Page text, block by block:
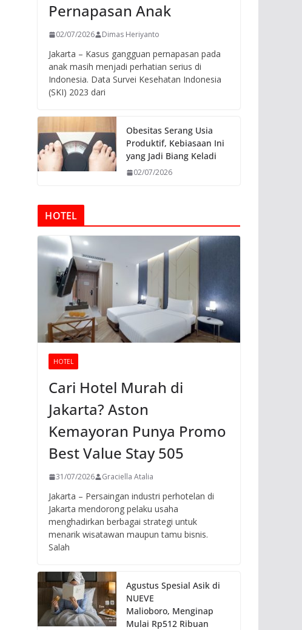
Pernapasan Anak
02/07/2026 Dimas Heriyanto
Jakarta – Kasus gangguan pernapasan pada
anak masih menjadi perhatian serius di
Indonesia. Data Survei Kesehatan Indonesia
(SKI) 2023 dari
Obesitas Serang Usia
Produktif, Kebiasaan Ini
yang Jadi Biang Keladi
02/07/2026
HOTEL
HOTEL
Cari Hotel Murah di
Jakarta? Aston
Kemayoran Punya Promo
Best Value Stay 505
31/07/2026 Graciella Atalia
Jakarta – Persaingan industri perhotelan di
Jakarta mendorong pelaku usaha
menghadirkan berbagai strategi untuk
menarik wisatawan maupun tamu bisnis.
Salah
Agustus Spesial Asik di
NUEVE
Malioboro, Menginap
Mulai Rp512 Ribuan